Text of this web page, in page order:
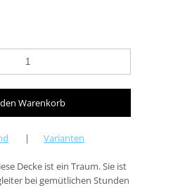
| Varianten
Decke ist ein Traum. Sie ist
bei gemütlichen Stunden